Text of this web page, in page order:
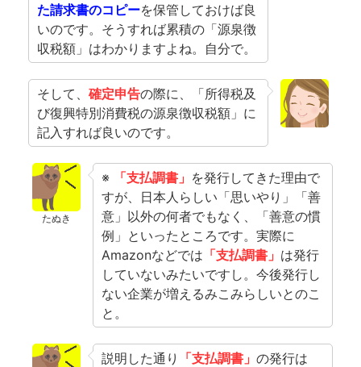
た請求書のコピーを保管しておけば良
いのです。そうすれば累積の「源泉徴
収税額」はわかりますよね。自分で。
そして、 確定申告の際に、「所得税及
び復興特別消費税の源泉徴収税額」に
記入すれば良いのです。
たぬき
※ 「支払調書」 を発行してきた理由で
すが、日本人らしい「思いやり」「善
意」以外の何者でもなく、「善意の慣
例」といったところです。実際に
Amazonなどでは 「支払調書」 は発行
していないみたいですし。今後発行し
ない企業が増えるみこみらしいとのこ
と。
説明した通り 「支払調書」 の発行は